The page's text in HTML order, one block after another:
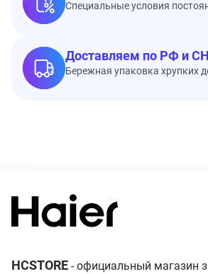
Специальные условия
Доставляем по РФ и
Бережная упаковка хрупких
HCSTORE - официальный магазин